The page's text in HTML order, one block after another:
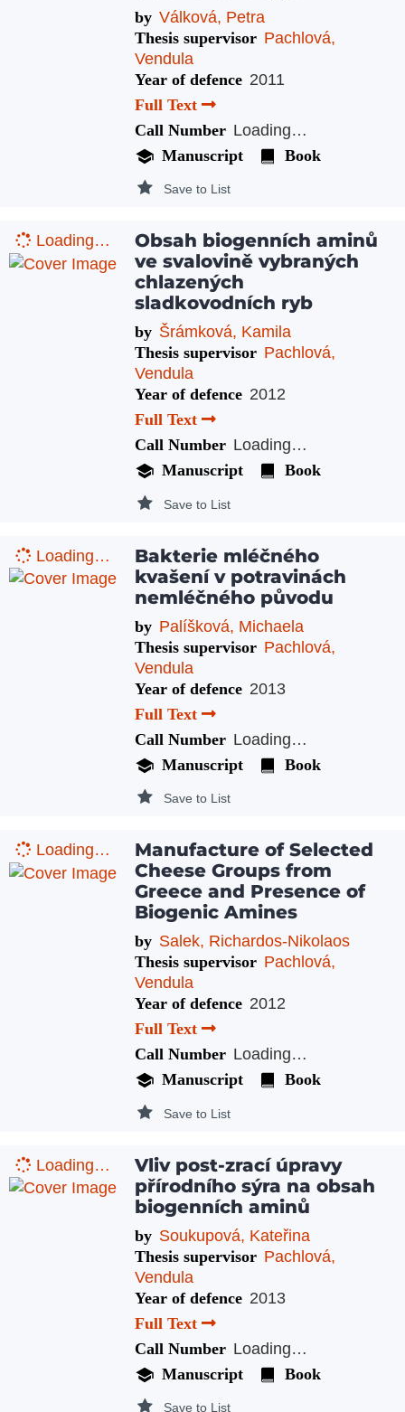
by Válková, Petra
Thesis supervisor Pachlová,
Vendula
Year of defence 2011
Full Text
Call Number Loading…
Manuscript
Book
Save to List
Loading…
Obsah biogenních aminů
ve svalovině vybraných
chlazených
sladkovodních ryb
by Šrámková, Kamila
Thesis supervisor Pachlová,
Vendula
Year of defence 2012
Full Text
Call Number Loading…
Manuscript
Book
Save to List
Loading…
Bakterie mléčného
kvašení v potravinách
nemléčného původu
by Palíšková, Michaela
Thesis supervisor Pachlová,
Vendula
Year of defence 2013
Full Text
Call Number Loading…
Manuscript
Book
Save to List
Loading…
Manufacture of Selected
Cheese Groups from
Greece and Presence of
Biogenic Amines
by Salek, Richardos-Nikolaos
Thesis supervisor Pachlová,
Vendula
Year of defence 2012
Full Text
Call Number Loading…
Manuscript
Book
Save to List
Loading…
Vliv post-zrací úpravy
přírodního sýra na obsah
biogenních aminů
by Soukupová, Kateřina
Thesis supervisor Pachlová,
Vendula
Year of defence 2013
Full Text
Call Number Loading…
Manuscript
Book
Save to List